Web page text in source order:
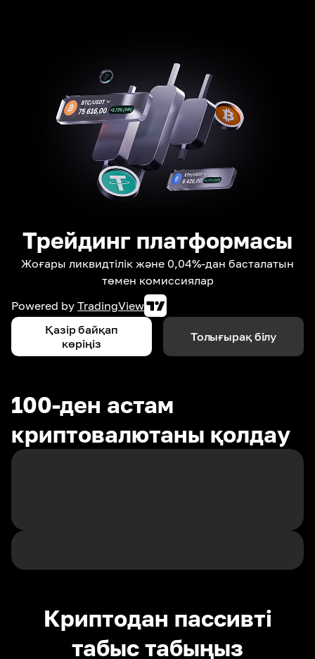
Трейдинг платформасы
Жоғары ликвидтілік және 0,04%-дан басталатын
төмен комиссиялар
Powered by TradingView
Қазір байқап
көріңіз
Толығырақ білу
100-ден астам
криптовалютаны қолдау
Криптодан пассивті
табыс табыңыз